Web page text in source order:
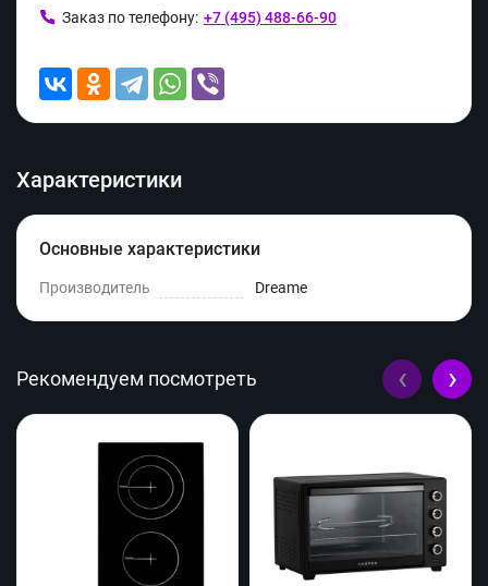
Заказ по телефону: +7 (495) 488-66-90
Характеристики
Основные характеристики
Производитель Dreame
Рекомендуем посмотреть ‹ ›